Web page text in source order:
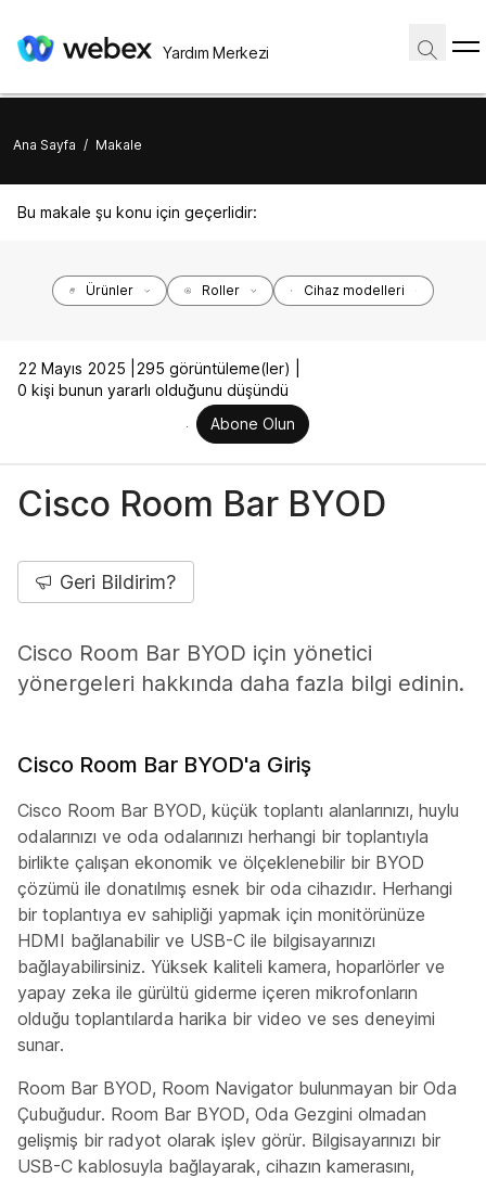
Yardım Merkezi
Ana Sayfa / Makale
Bu makale şu konu için geçerlidir:
Ürünler Roller Cihaz modelleri
22 Mayıs 2025 |
295 görüntüleme(ler) |
0 kişi bunun yararlı olduğunu düşündü
Abone Olun
Cisco Room Bar BYOD
Geri Bildirim?
Cisco Room Bar BYOD için yönetici
yönergeleri hakkında daha fazla bilgi edinin.
Cisco Room Bar BYOD'a Giriş
Cisco Room Bar BYOD, küçük toplantı alanlarınızı, huylu
odalarınızı ve oda odalarınızı herhangi bir toplantıyla
birlikte çalışan ekonomik ve ölçeklenebilir bir BYOD
çözümü ile donatılmış esnek bir oda cihazıdır. Herhangi
bir toplantıya ev sahipliği yapmak için monitörünüze
HDMI bağlanabilir ve USB-C ile bilgisayarınızı
bağlayabilirsiniz. Yüksek kaliteli kamera, hoparlörler ve
yapay zeka ile gürültü giderme içeren mikrofonların
olduğu toplantılarda harika bir video ve ses deneyimi
sunar.
Room Bar BYOD, Room Navigator bulunmayan bir Oda
Çubuğudur. Room Bar BYOD, Oda Gezgini olmadan
gelişmiş bir radyot olarak işlev görür. Bilgisayarınızı bir
USB-C kablosuyla bağlayarak, cihazın kamerasını,